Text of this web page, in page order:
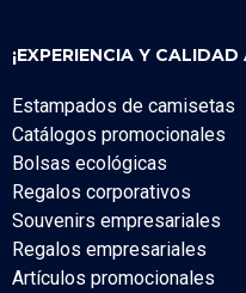
¡EXPERIENCIA Y
Estampados de camisetas
Catálogos promocionales
Bolsas ecológicas
Regalos corporativos
Souvenirs empresariales
Regalos empresariales
Artículos promocionales